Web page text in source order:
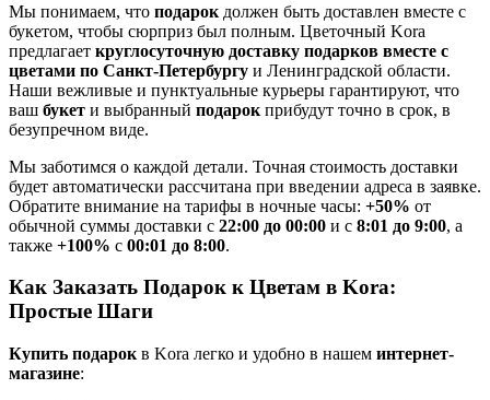
Мы понимаем, что подарок должен быть доставлен вместе с
букетом, чтобы сюрприз был полным. Цветочный Kora
предлагает круглосуточную доставку подарков вместе с
цветами по Санкт-Петербургу и Ленинградской области.
Наши вежливые и пунктуальные курьеры гарантируют, что
ваш букет и выбранный подарок прибудут точно в срок, в
безупречном виде.
Мы заботимся о каждой детали. Точная стоимость доставки
будет автоматически рассчитана при введении адреса в заявке.
Обратите внимание на тарифы в ночные часы: +50% от
обычной суммы доставки с 22:00 до 00:00 и с 8:01 до 9:00, а
также +100% с 00:01 до 8:00.
Как Заказать Подарок к Цветам в Kora:
Простые Шаги
Купить подарок в Kora легко и удобно в нашем интернет-
магазине: